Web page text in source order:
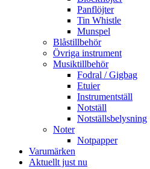
Panflöjter
Tin Whistle
Munspel
Blåstillbehör
Övriga instrument
Musiktillbehör
Fodral / Gigbag
Etuier
Instrumentställ
Notställ
Notställsbelysning
Noter
Notpapper
Varumärken
Aktuellt just nu